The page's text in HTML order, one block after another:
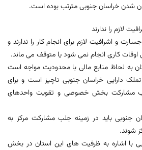
شدن خراسان جنوبی مترتب بوده است.
لازم را ندارند
و اشرافیت لازم برای انجام کار را ندارند و
کاری انجام نمی شود یا متوقف می ماند.
به لحاظ منابع مالی با محدودیت مواجه است
تملک دارایی خراسان جنوبی ناچیز است و برای
مشارکت بخش خصوصی و تقویت واحدهای
جنوبی باید در زمینه جلب مشارکت مرکز به
شوند.
با اشاره به ظرفیت های این استان در بخش